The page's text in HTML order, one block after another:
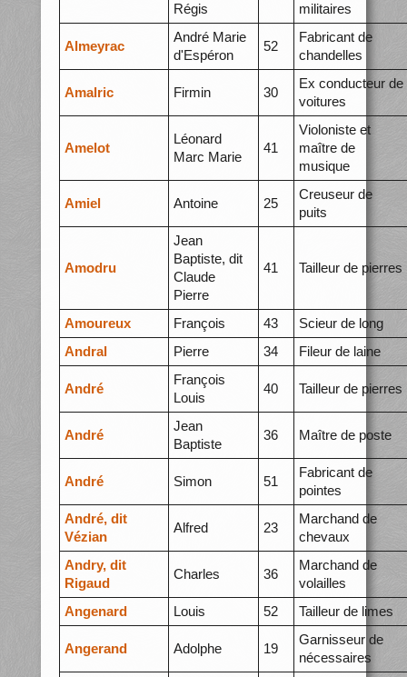
Régis
militaires
Almeyrac
André Marie
d'Espéron
52
Fabricant de
chandelles
Amalric Firmin 30
Ex conducteur de
voitures
Amelot
Léonard
Marc Marie
41
Violoniste et
maître de
musique
Amiel Antoine 25
Creuseur de
puits
Amodru
Jean
Baptiste, dit
Claude
Pierre
41 Tailleur de pierres
Amoureux François 43
Scieur de long
Andral
Pierre 34 Fileur de laine
André
François
Louis
40 Tailleur de pierres
André
Jean
Baptiste
36 Maître de poste
André Simon 51
Fabricant de
pointes
André, dit
Vézian
Alfred 23
Marchand de
chevaux
Andry, dit
Rigaud
Charles 36
Marchand de
volailles
Angenard
Louis 52 Tailleur de limes
Angerand Adolphe 19
Garnisseur de
nécessaires